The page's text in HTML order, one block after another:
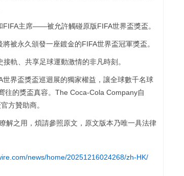
主席——被允許觸碰原版FIFA世界盃獎盃。
被永久頒發一座鍍金的FIFA世界盃冠軍獎盃。
軌、共享足球運動激情的非凡時刻。
界盃獎盃巡迴展的獨家權益，讓全球數千名球
往的獎盃真容。The Coca-Cola Company自
方贊助商。
解之用，煩請參照原文，原文版本乃唯一具法律
news/home/20251216024268/zh-HK/